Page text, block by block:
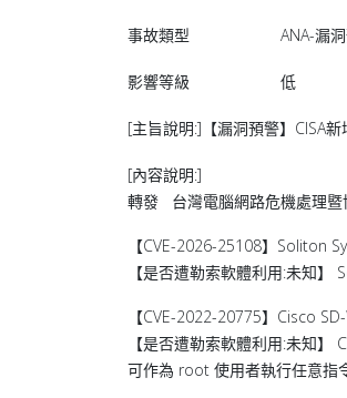
事故類型 ANA-漏
影響等級 低
[主旨說明:]【漏洞預警】CISA
[內容說明:]
轉發 台灣電腦網路危機處理暨
【CVE-2026-25108】Soliton
【是否遭勒索軟體利用:未知
【CVE-2022-20775】Cisco
【是否遭勒索軟體利用:未知
可作為 root 使用者執行任意指